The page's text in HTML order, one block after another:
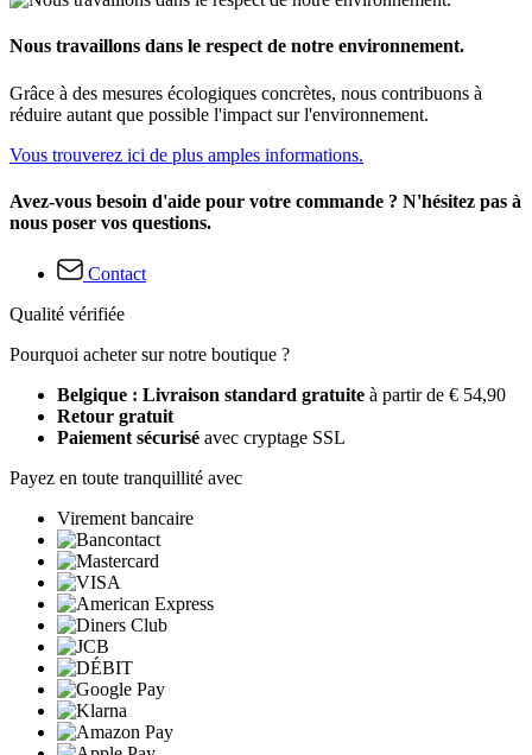
Nous travaillons dans le respect de notre environnement.
Grâce à des mesures écologiques concrètes, nous contribuons à
réduire autant que possible l'impact sur l'environnement.
Vous trouverez ici de plus amples informations.
Avez-vous besoin d'aide pour votre commande ? N'hésitez pas à
nous poser vos questions.
Contact
Qualité vérifiée
Pourquoi acheter sur notre boutique ?
Belgique : Livraison standard gratuite à partir de € 54,90
Retour gratuit
Paiement sécurisé avec cryptage SSL
Payez en toute tranquillité avec
Virement bancaire